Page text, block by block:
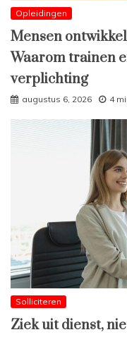
Opleidingen
Mensen
Waarom trainen
verplichting
augustus 6, 2026 4
Solliciteren
Ziek uit dienst,